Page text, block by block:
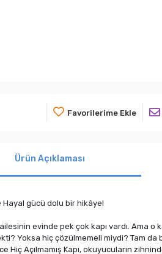
Favorilerime Ekle
Ürün Açıklaması
Hayal gücü dolu bir hikâye!
evinde pek çok kapı vardı. Ama o
Yoksa hiç çözülmemeli miydi? Tam da
Hiç Açılmamış Kapı, okuyucuların